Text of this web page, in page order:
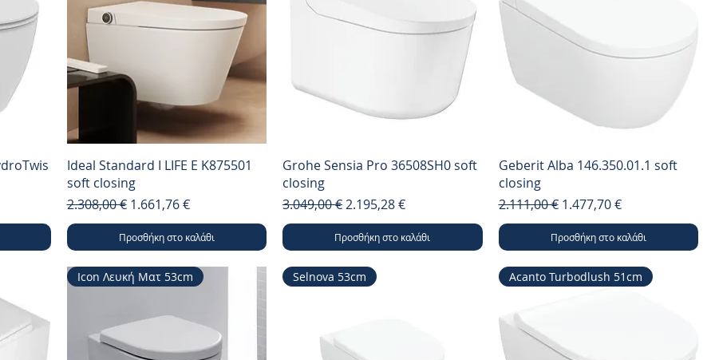
Ideal Standard I LIFE E K875501
soft closing
Κανονική τιμή
2.308,00 € Τιμή Έκπτωσης
1.661,76 €
Προσθήκη στο καλάθι
Grohe Sensia Pro 36508SH0 soft
closing
Κανονική τιμή
3.049,00 €Τιμή Έκπτωσης
2.195,28 €
Προσθήκη στο καλάθι
Geberit Alba 146.350.01.1 soft
closing
Κανονική τιμή
2.111,00 € Τιμή Έκπτωσης
1.477,70 €
Προσθήκη στο καλάθι
Icon Λευκή Ματ 53cm Selnova 53cm Acanto Turbodlush 51cm